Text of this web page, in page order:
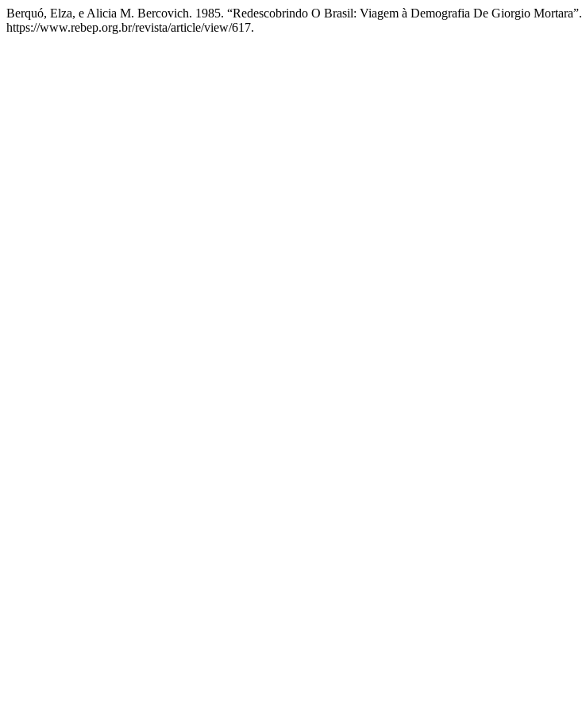
Berquó, Elza, e Alicia M. Bercovich. 1985. “Redescobrindo O Brasil: Viagem à Demografia De Giorgio Mortara”.
https://www.rebep.org.br/revista/article/view/617.